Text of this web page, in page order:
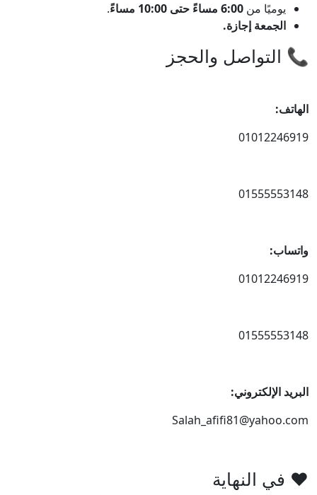
يوميًا من 6:00 مساءً حتى 10:00 مساءً
.
الجمعة إجازة.
📞 التواصل والحجز
الهاتف:
01012246919
01555553148
واتساب:
01012246919
01555553148
البريد الإلكتروني:
Salah_afifi81@yahoo.com
❤️ في النهاية